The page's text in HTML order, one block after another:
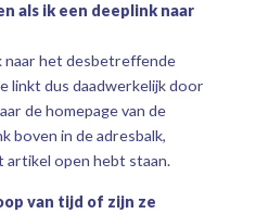
als ik een deeplink naar
naar het desbetreffende
linkt dus daadwerkelijk door
de homepage van de
boven in de adresbalk,
artikel open hebt staan.
van tijd of zijn ze